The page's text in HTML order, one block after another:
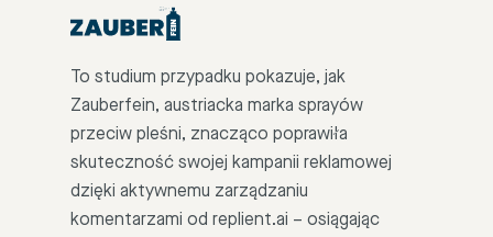
To studium przypadku pokazuje, jak
Zauberfein, austriacka marka sprayów
przeciw pleśni, znacząco poprawiła
skuteczność swojej kampanii reklamowej
dzięki aktywnemu zarządzaniu
komentarzami od replient.ai – osiągając